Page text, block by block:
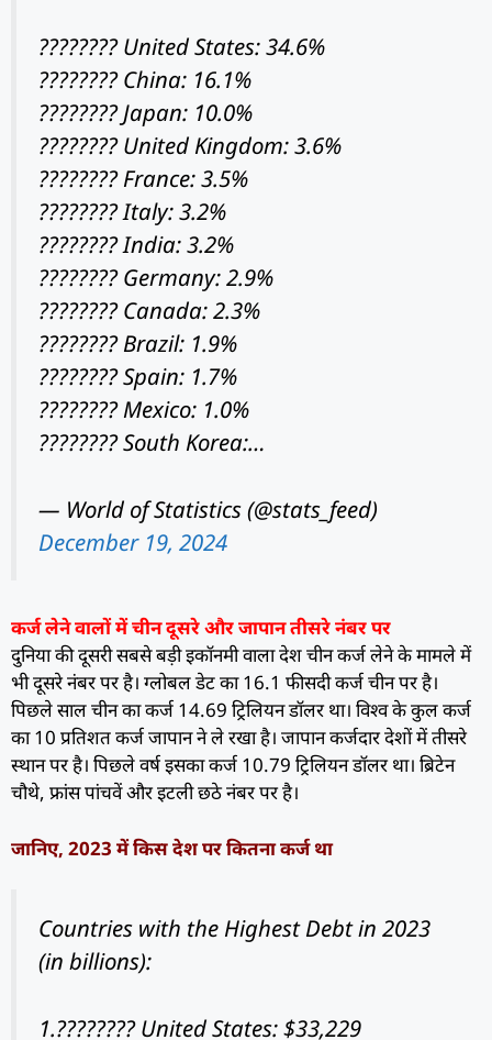
???????? United States: 34.6%
???????? China: 16.1%
???????? Japan: 10.0%
???????? United Kingdom: 3.6%
???????? France: 3.5%
???????? Italy: 3.2%
???????? India: 3.2%
???????? Germany: 2.9%
???????? Canada: 2.3%
???????? Brazil: 1.9%
???????? Spain: 1.7%
???????? Mexico: 1.0%
???????? South Korea:…
— World of Statistics (@stats_feed)
December 19, 2024
कर्ज लेने वालों में चीन दूसरे और जापान तीसरे नंबर पर
दुनिया की दूसरी सबसे बड़ी इकॉनमी वाला देश चीन कर्ज लेने के मामले में
भी दूसरे नंबर पर है। ग्लोबल डेट का 16.1 फीसदी कर्ज चीन पर है।
पिछले साल चीन का कर्ज 14.69 ट्रिलियन डॉलर था। विश्व के कुल कर्ज
का 10 प्रतिशत कर्ज जापान ने ले रखा है। जापान कर्जदार देशों में तीसरे
स्थान पर है। पिछले वर्ष इसका कर्ज 10.79 ट्रिलियन डॉलर था। ब्रिटेन
चौथे, फ्रांस पांचवें और इटली छठे नंबर पर है।
जानिए, 2023 में किस देश पर कितना कर्ज था
Countries with the Highest Debt in 2023
(in billions):
1.???????? United States: $33,229